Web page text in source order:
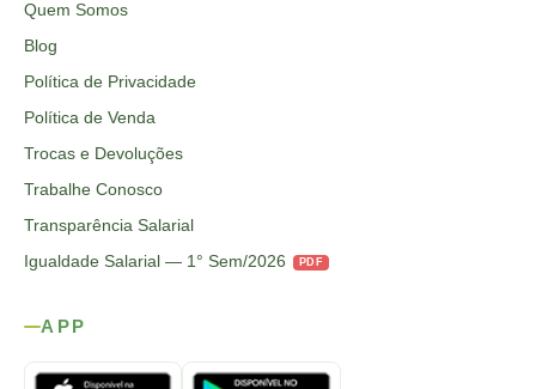
Quem Somos
Blog
Política de Privacidade
Política de Venda
Trocas e Devoluções
Trabalhe Conosco
Transparência Salarial
Igualdade Salarial — 1° Sem/2026
PDF
APP